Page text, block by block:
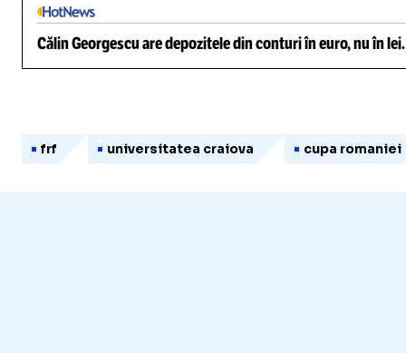
Călin Georgescu are depozitele din conturi în euro, nu în
frf universitatea craiova cupa romaniei